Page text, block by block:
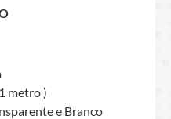
metro )
e Branco